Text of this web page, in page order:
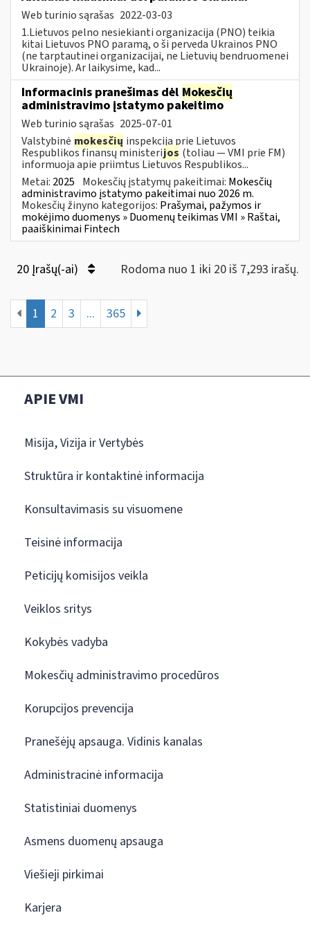
Web turinio sąrašas 2022-03-03
1.Lietuvos pelno nesiekianti organizacija (PNO) teikia
kitai Lietuvos PNO paramą, o ši perveda Ukrainos PNO
(ne tarptautinei organizacijai, ne Lietuvių bendruomenei
Ukrainoje). Ar laikysime, kad...
Informacinis pranešimas dėl Mokesčių
administravimo įstatymo pakeitimo
Web turinio sąrašas 2025-07-01
Valstybinė mokesčių inspekcija prie Lietuvos
Respublikos finansų ministerijos (toliau — VMI prie FM)
informuoja apie priimtus Lietuvos Respublikos...
Metai: 2025 Mokesčių įstatymų pakeitimai: Mokesčių
administravimo įstatymo pakeitimai nuo 2026 m.
Mokesčių žinyno kategorijos: Prašymai, pažymos ir
mokėjimo duomenys » Duomenų teikimas VMI » Raštai,
paaiškinimai Fintech
20 Įrašų(-ai) Rodoma nuo 1 iki 20 iš 7,293 irašų.
1 2 3 ... 365
APIE VMI
Misija, Vizija ir Vertybės
Struktūra ir kontaktinė informacija
Konsultavimasis su visuomene
Teisinė informacija
Peticijų komisijos veikla
Veiklos sritys
Kokybės vadyba
Mokesčių administravimo procedūros
Korupcijos prevencija
Pranešėjų apsauga. Vidinis kanalas
Administracinė informacija
Statistiniai duomenys
Asmens duomenų apsauga
Viešieji pirkimai
Karjera